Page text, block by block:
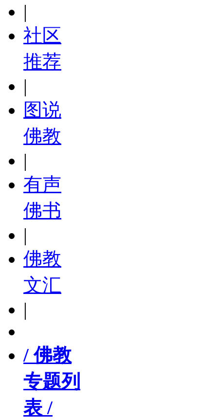
|
社区
推荐
|
图说
佛教
|
有声
佛书
|
佛教
文汇
|
/ 佛教
专题列
表 /